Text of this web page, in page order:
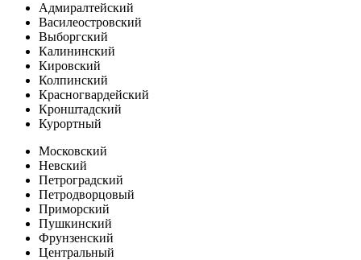
Адмиралтейский
Василеостровский
Выборгский
Калининский
Кировский
Колпинский
Красногвардейский
Кронштадский
Курортный
Московский
Невский
Петроградский
Петродворцовый
Приморский
Пушкинский
Фрунзенский
Центральный